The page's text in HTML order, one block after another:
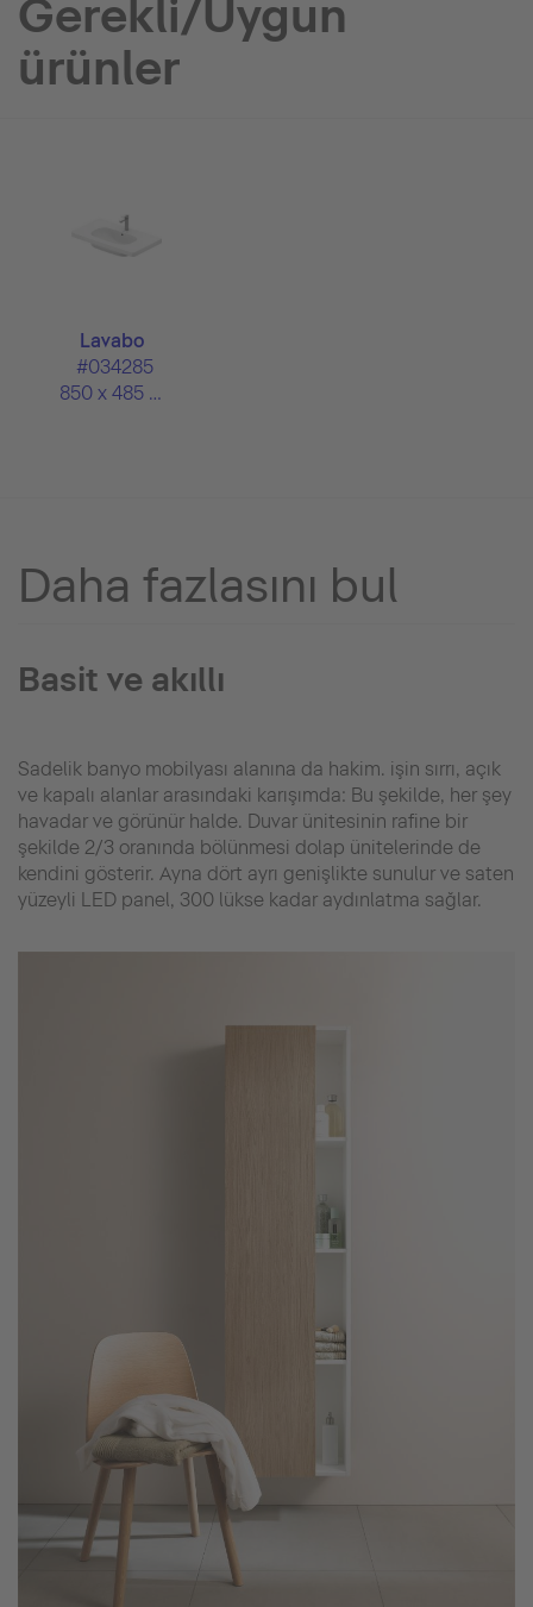
Gerekli/Uygun
ürünler
Lavabo
#034285
850 x 485 mm
Daha fazlasını bul
Basit ve akıllı
Sadelik banyo mobilyası alanına da hakim. işin sırrı, açık
ve kapalı alanlar arasındaki karışımda: Bu şekilde, her şey
havadar ve görünür halde. Duvar ünitesinin rafine bir
şekilde 2/3 oranında bölünmesi dolap ünitelerinde de
kendini gösterir. Ayna dört ayrı genişlikte sunulur ve saten
yüzeyli LED panel, 300 lükse kadar aydınlatma sağlar.